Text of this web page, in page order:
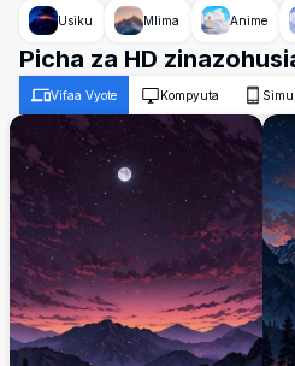
Usiku
Mlima Anime
Picha za HD
Vifaa Vyote Kompyuta Simu